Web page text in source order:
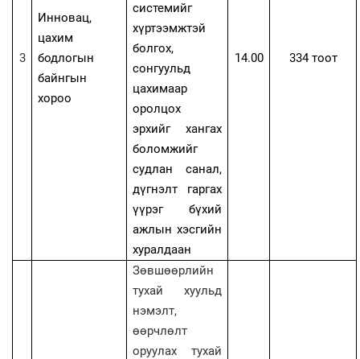
3
Инновац,
цахим
бодлогын
байнгын
хороо
системийг
хүртээмжтэй
болгох,
сонгуульд
цахимаар
оролцох
эрхийг хангах
боломжийг
судлан санал,
дүгнэлт гаргах
үүрэг бүхий
ажлын хэсгийн
хуралдаан
14.00 334 тоот
Зөвшөөрлийн
тухай хуульд
нэмэлт,
өөрчлөлт
оруулах тухай